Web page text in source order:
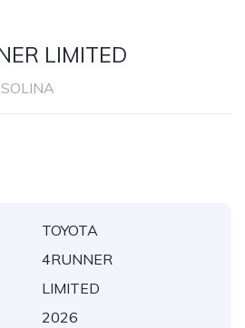
LIMITED
TOYOTA
4RUNNER
LIMITED
2026